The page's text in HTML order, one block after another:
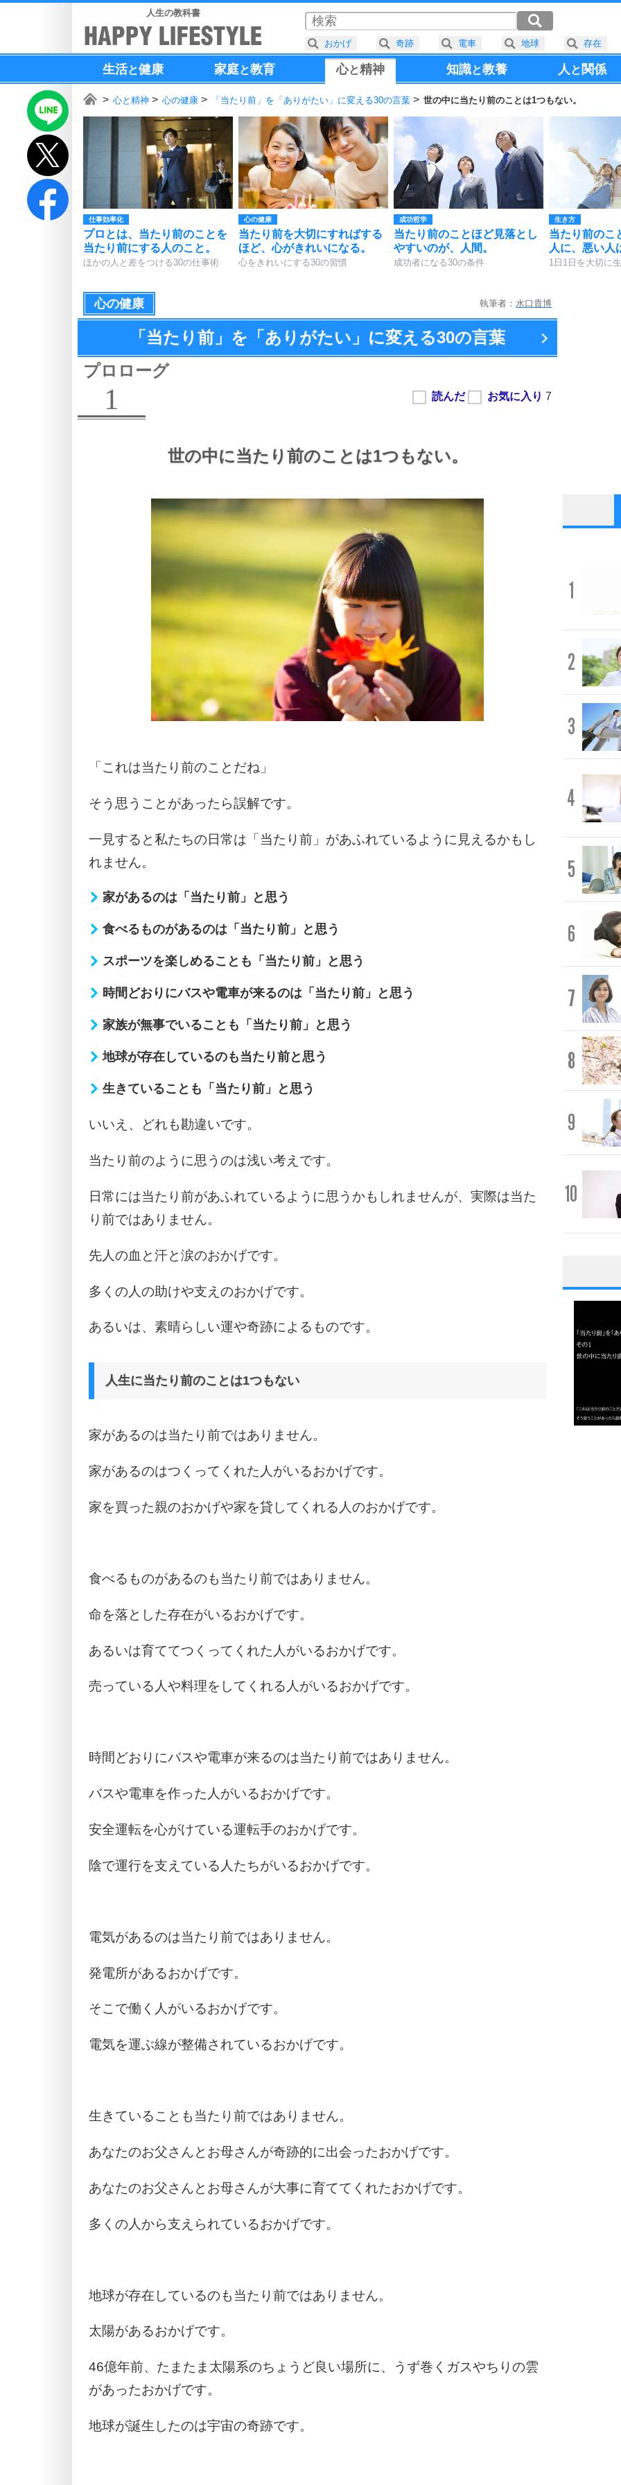
人生の教科書
生活と健康 家庭と教育 心と精神 知識と教養 人と 関係
心と精神 心の健康 「当たり前」を「ありがたい」に変える30の言葉 世の中に当たり前のことは1つもない。
仕事効率化
プロとは、当たり前のことを
当たり前にする人のこと。
ほかの人と差をつける30の仕事術
心の健康
当たり前を大切にすればする
ほど、心がきれいになる。
心をきれいにする30の習慣
成功哲学
当たり前のことほど見落とし
やすいのが、人間。
成功者になる30の条件
生き方
当たり前のこ
人に、悪い人
1日1日を大切に
心の健康 執筆者： 水口貴博
「当たり前」を 「ありがたい」に変える30の言葉
プロローグ
1
世の中に当たり前のことは1つもない。
「これは当たり前のことだね」
そう思うことがあったら誤解です。
一見すると私たちの日常は「当たり前」があふれているように見えるかもし
れません。
家があるのは「当たり前」と思う
食べるものがあるのは「当たり前」と思う
スポーツを楽しめることも「当たり前」と思う
時間どおりにバスや電車が来るのは「当たり前」と思う
家族が無事でいることも「当たり前」と思う
地球が存在しているのも当たり前と思う
生きていることも「当たり前」と思う
いいえ、どれも勘違いです。
当たり前のように思うのは浅い考えです。
日常には当たり前があふれているように思うかもしれませんが、実際は当た
り前ではありません。
先人の血と汗と涙のおかげです。
多くの人の助けや支えのおかげです。
あるいは、素晴らしい運や奇跡によるものです。
人生に当たり前のことは1つもない
家があるのは当たり前ではありません。
家があるのはつくってくれた人がいるおかげです。
家を買った親のおかげや家を貸してくれる人のおかげです。
食べるものがあるのも当たり前ではありません。
命を落とした存在がいるおかげです。
あるいは育ててつくってくれた人がいるおかげです。
売っている人や料理をしてくれる人がいるおかげです。
時間どおりにバスや電車が来るのは当たり前ではありません。
バスや電車を作った人がいるおかげです。
安全運転を心がけている運転手のおかげです。
陰で運行を支えている人たちがいるおかげです。
電気があるのは当たり前ではありません。
発電所があるおかげです。
そこで働く人がいるおかげです。
電気を運ぶ線が整備されているおかげです。
生きていることも当たり前ではありません。
あなたのお父さんとお母さんが奇跡的に出会ったおかげです。
あなたのお父さんとお母さんが大事に育ててくれたおかげです。
多くの人から支えられているおかげです。
地球が存在しているのも当たり前ではありません。
太陽があるおかげです。
46億年前、たまたま太陽系のちょうど良い場所に、うず巻くガスやちりの雲
があったおかげです。
地球が誕生したのは宇宙の奇跡です。
1
2
3
4
5
6
7
8
9
10
1
3
おかげ 奇跡 電車 地球 存在